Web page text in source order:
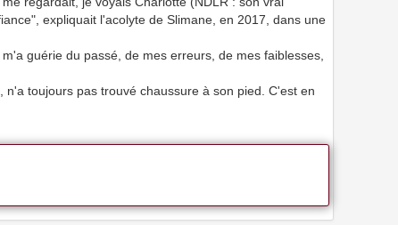
expliquait l'acolyte de Slimane, en 2017, dans une
guérie du passé, de mes erreurs, de mes faiblesses,
toujours pas trouvé chaussure à son pied. C'est en